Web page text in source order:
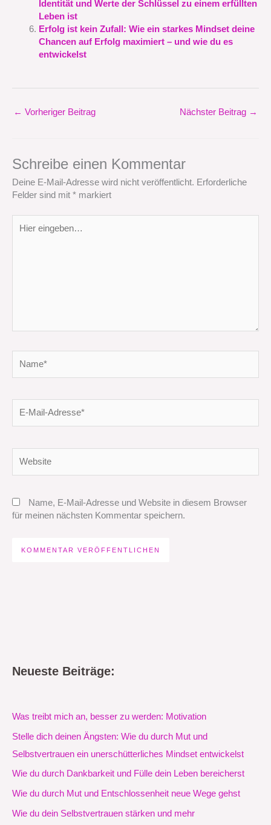
Identität und Werte der Schlüssel zu einem erfüllten
Leben ist
Erfolg ist kein Zufall: Wie ein starkes Mindset deine
Chancen auf Erfolg maximiert – und wie du es
entwickelst
← Vorheriger Beitrag Nächster Beitrag →
Schreibe einen Kommentar
Deine E-Mail-Adresse wird nicht veröffentlicht. Erforderliche
Felder sind mit * markiert
eingeben…
Mail-
Name, E-Mail-Adresse und Website in diesem Browser
für meinen nächsten Kommentar speichern.
Neueste Beiträge:
Was treibt mich an, besser zu werden: Motivation
Stelle dich deinen Ängsten: Wie du durch Mut und
Selbstvertrauen ein unerschütterliches Mindset entwickelst
Wie du durch Dankbarkeit und Fülle dein Leben bereicherst
Wie du durch Mut und Entschlossenheit neue Wege gehst
Wie du dein Selbstvertrauen stärken und mehr